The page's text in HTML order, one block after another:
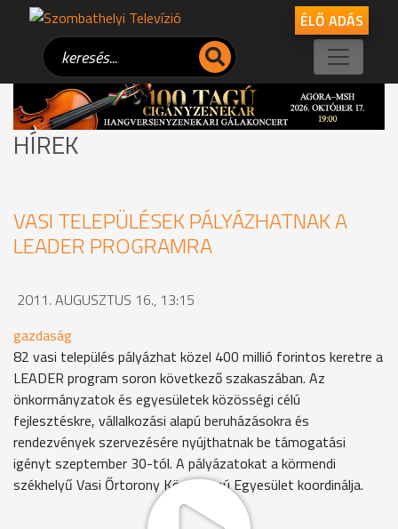
ÉLŐ ADÁS
HÍREK
VASI TELEPÜLÉSEK PÁLYÁZHATNAK A
LEADER PROGRAMRA
2011. AUGUSZTUS 16., 13:15
gazdaság
82 vasi település pályázhat közel 400 millió forintos keretre a
LEADER program soron következő szakaszában. Az
önkormányzatok és egyesületek közösségi célú
fejlesztéskre, vállalkozási alapú beruházásokra és
rendezvények szervezésére nyújthatnak be támogatási
igényt szeptember 30-tól. A pályázatokat a körmendi
székhelyű Vasi Őrtorony Közhasznú Egyesület koordinálja.